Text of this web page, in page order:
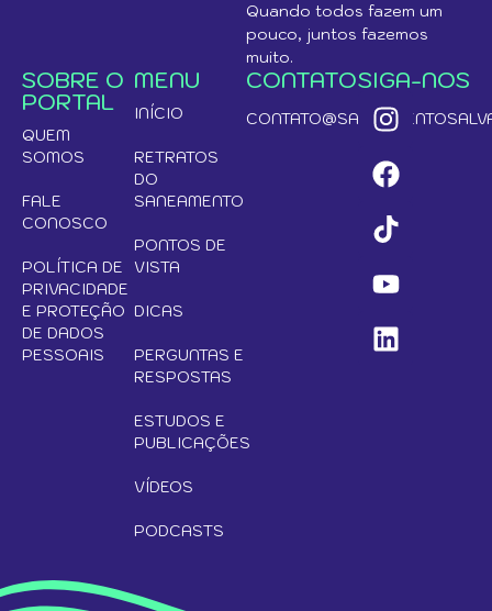
Quando todos fazem um
pouco, juntos fazemos
muito.
SOBRE O
PORTAL
QUEM
SOMOS
FALE
CONOSCO
POLÍTICA DE
PRIVACIDADE
E PROTEÇÃO
DE DADOS
PESSOAIS
MENU
INÍCIO
RETRATOS
DO
SANEAMENTO
PONTOS DE
VISTA
DICAS
PERGUNTAS E
RESPOSTAS
ESTUDOS E
PUBLICAÇÕES
VÍDEOS
PODCASTS
CONTATOSIGA-NOS